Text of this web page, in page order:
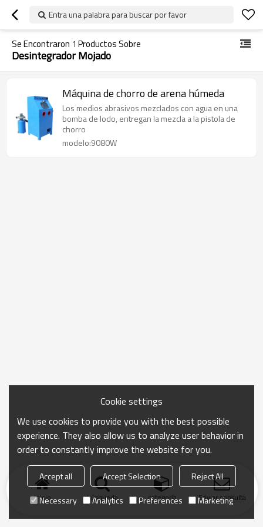
Entra una palabra para buscar por favor
Se Encontraron 1 Productos Sobre
Desintegrador Mojado
Máquina de chorro de arena húmeda
Los medios abrasivos mezclados con agua en una
bomba de lodo, entregan la mezcla a la pistola de
chorro
modelo:9080W
Inicio búsqueda categoría Enviar consulta
Cookie settings
We use cookies to provide you with the best possible
experience. They also allow us to analyze user behavior in
order to constantly improve the website for you.
Accept all Accept Selection
Reject All
Necessary
Analytics Preferences Marketing